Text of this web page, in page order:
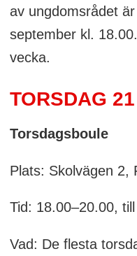
av ungdomsrådet
september kl.
vecka.
TORSDAG
Torsdagsboule
Plats: Skolvägen 2,
Tid: 18.00–20.00,
Vad: De flesta